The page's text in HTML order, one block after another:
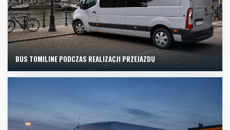
BUS TOMILINE PODCZAS REALIZACJI PRZEJAZDU